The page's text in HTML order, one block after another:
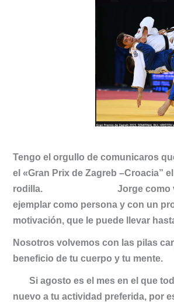
Tengo el orgullo de comunicaros
el «Gran Prix de Zagreb –Croacia”
rodilla. Jorge como
ejemplar como persona y
motivación, que le puede llevar
Nosotros volvemos con las pilas
beneficio de tu cuerpo y tu mente.
Si agosto es el mes en el que
nuevo a tu actividad preferida, por